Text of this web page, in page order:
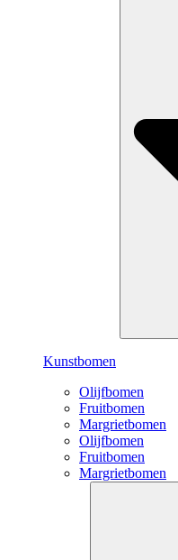
Kunstbomen
Olijfbomen
Fruitbomen
Margrietbomen
Olijfbomen
Fruitbomen
Margrietbomen